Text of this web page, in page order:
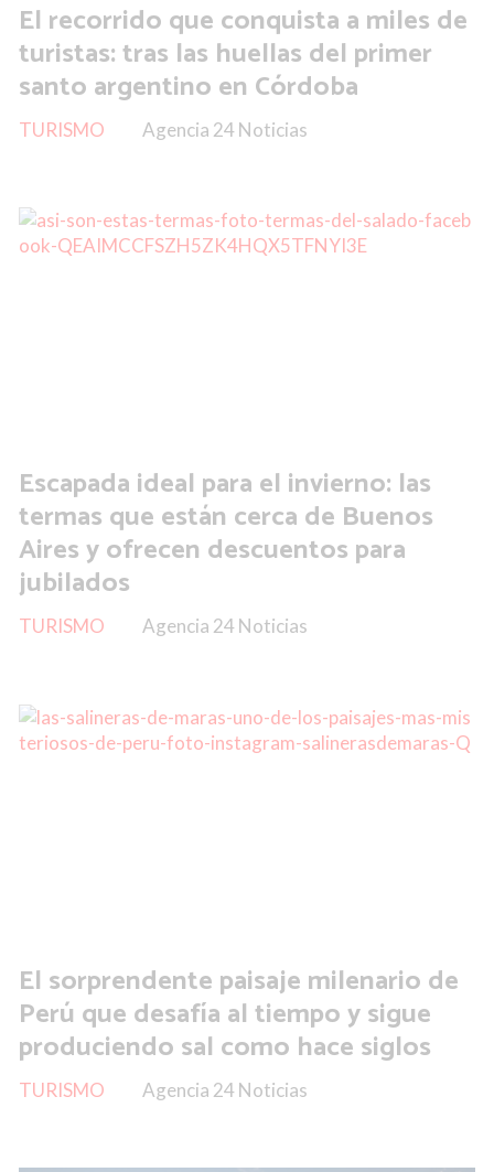
El recorrido que conquista a miles de
turistas: tras las huellas del primer
santo argentino en Córdoba
Agencia 24 Noticias
TURISMO
Escapada ideal para el invierno: las
termas que están cerca de Buenos
Aires y ofrecen descuentos para
jubilados
Agencia 24 Noticias
TURISMO
El sorprendente paisaje milenario de
Perú que desafía al tiempo y sigue
produciendo sal como hace siglos
Agencia 24 Noticias
TURISMO